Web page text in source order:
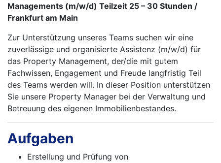
Managements (m/w/d) Teilzeit 25 – 30 Stunden /
Frankfurt am Main
Zur Unterstützung unseres Teams suchen wir eine
zuverlässige und organisierte Assistenz (m/w/d) für
das Property Management, der/die mit gutem
Fachwissen, Engagement und Freude langfristig Teil
des Teams werden will. In dieser Position unterstützen
Sie unsere Property Manager bei der Verwaltung und
Betreuung des eigenen Immobilienbestandes.
Aufgaben
Erstellung und Prüfung von